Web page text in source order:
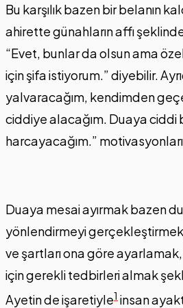
Bu karşılık bazen bir belanın
ahirette günahların affı
“Evet, bunlar da olsun ama
için şifa istiyorum.” diyebilir.
yalvaracağım, kendimden
ciddiye alacağım. Duaya ciddi
harcayacağım.”
Duaya mesai ayırmak bazen
yönlendirmeyi
ve şartları ona göre ayarlamak,
için gerekli tedbirleri almak
Ayetin de işaretiyle1 insan